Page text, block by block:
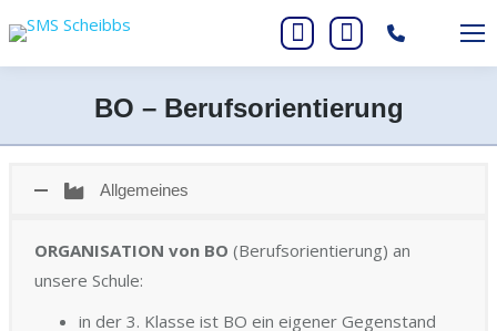
Instagram
opens
in
Facebook
opens
in
Search:
BO – Berufsorientierung
Sie befinden sich hier:
Allgemeines
ORGANISATION von BO (Berufsorientierung) an
unsere Schule:
in der 3. Klasse ist BO ein eigener Gegenstand